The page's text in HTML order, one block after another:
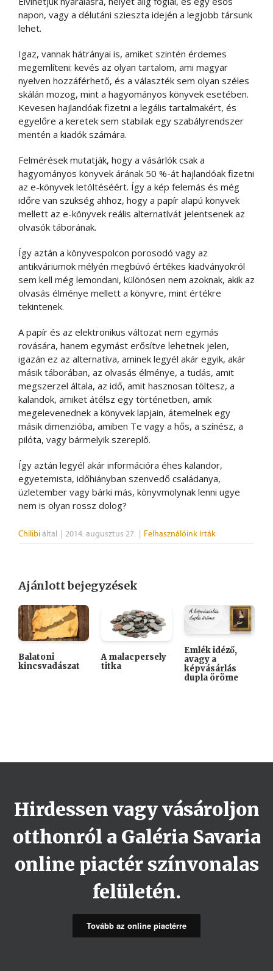
napon, vagy a délutáni szieszta idején a legjobb társunk
lehet.
Igaz, vannak hátrányai is, amiket szintén érdemes
megemlíteni: kevés az olyan tartalom, ami magyar
nyelven hozzáférhető, és a választék sem olyan széles
skálán mozog, mint a hagyományos könyvek esetében.
Kevesen hajlandóak fizetni a legális tartalmakért, és
egyelőre a keretek sem stabilak egy szabályrendszer
mentén a kiadók számára.
Felmérések mutatják, hogy a vásárlók csak a
hagyományos könyvek árának 50 %-át hajlandóak fizetni
az e-könyvek letöltéséért. Így a kép felemás és még
időre van szükség ahhoz, hogy a papír alapú könyvek
mellett az e-könyvek reális alternatívát jelentsenek az
olvasók táborának.
Így aztán a könyvespolcon porosodó vagy az
antikváriumok mélyén megbúvó értékes kiadványokról
sem kell még lemondani, különösen nem azoknak, akik az
olvasás élménye mellett a könyvre, mint értékre
tekintenek.
A papír és az elektronikus változat nem egymás
rovására, hanem egymást erősítve lehetnek jelen,
igazán ez az alternatíva, aminek legyél akár egyik, akár
másik táborában, az olvasás élménye, a tudás, amit
megszerzel általa, az idő, amit hasznosan töltesz, a
kalandok, amiket átélsz egy történetben, amik
megelevenednek a könyvek lapjain, átemelnek egy
másik dimenzióba, amiben Te vagy a hős, a színész, a
pilóta, vagy bármelyik szereplő.
Így aztán legyél akár információra éhes kalandor,
egyetemista, időhiányban szenvedő családanya,
üzletember vagy bárki más, könyvmolynak lenni ugye
nem is olyan rossz dolog?
Chilibiáltal | 2014. augusztus 27. | Felhasználóink írták
Ajánlott bejegyzések
Balatoni
kincsvadászat
A malacpersely
titka
Emlék idéző,
avagy a
képvásárlás
dupla öröme
Hirdessen vagy vásároljon
otthonról a Galéria Savaria
online piactér színvonalas
felületén.
Tovább az online piactérre